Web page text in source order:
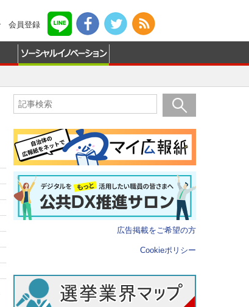
会員登録
広告掲載をご希望の方
Cookieポリシー